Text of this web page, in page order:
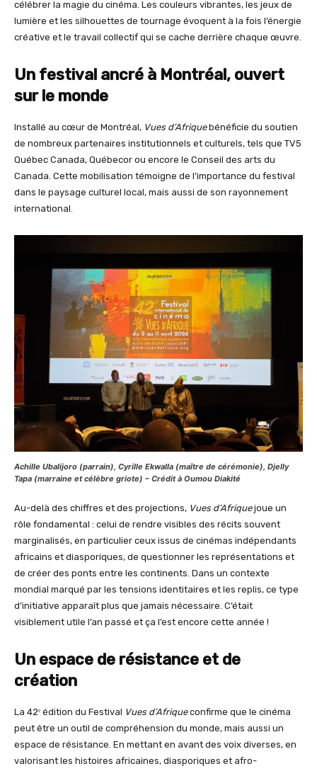
célébrer la magie du cinéma. Les couleurs vibrantes, les jeux de
lumière et les silhouettes de tournage évoquent à la fois l’énergie
créative et le travail collectif qui se cache derrière chaque œuvre.
Un festival ancré à Montréal, ouvert
sur le monde
Installé au cœur de Montréal, Vues d’Afriquebénéficie du soutien
de nombreux partenaires institutionnels et culturels, tels que TV5
Québec Canada, Québecor ou encore le Conseil des arts du
Canada. Cette mobilisation témoigne de l’importance du festival
dans le paysage culturel local, mais aussi de son rayonnement
international.
Achille Ubalijoro (parrain), Cyrille Ekwalla (maître de cérémonie), Djelly
Tapa (marraine et célèbre griote) – Crédit à Oumou Diakité
Au-delà des chiffres et des projections, Vues d’Afriquejoue un
rôle fondamental : celui de rendre visibles des récits souvent
marginalisés, en particulier ceux issus de cinémas indépendants
africains et diasporiques, de questionner les représentations et
de créer des ponts entre les continents. Dans un contexte
mondial marqué par les tensions identitaires et les replis, ce type
d’initiative apparaît plus que jamais nécessaire. C’était
visiblement utile l’an passé et ça l’est encore cette année !
Un espace de résistance et de
création
La 42ᵉ édition du Festival Vues d’Afriqueconfirme que le cinéma
peut être un outil de compréhension du monde, mais aussi un
espace de résistance. En mettant en avant des voix diverses, en
valorisant les histoires africaines, diasporiques et afro-